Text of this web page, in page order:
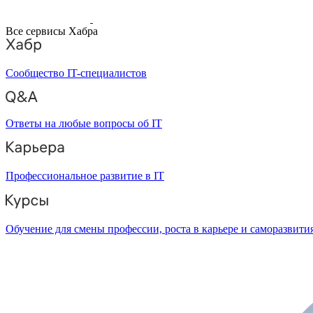
Все сервисы Хабра
Сообщество IT-специалистов
Ответы на любые вопросы об IT
Профессиональное развитие в IT
Обучение для смены профессии, роста в карьере и